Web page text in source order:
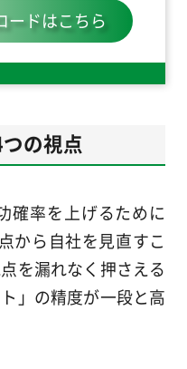
ードはこちら
の視点
確率を上げるために
から自社を見直すこ
を漏れなく押さえる
」の精度が一段と高